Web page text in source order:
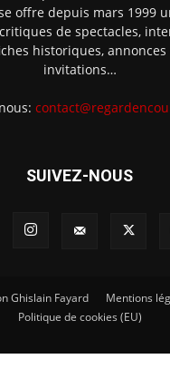
offre depuis mars 1999
de spectacles,
historiques,
invitations…
SUIVEZ-NOUS
Ghislain Fayard
Mentions
Politique de cookies (EU)